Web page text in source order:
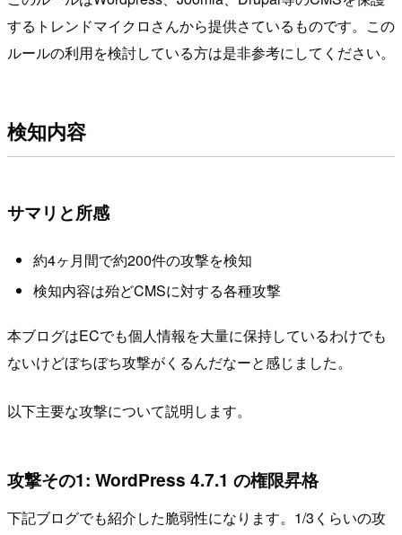
するトレンドマイクロさんから提供さているものです。この
ルールの利用を検討している方は是非参考にしてください。
検知内容
サマリと所感
約4ヶ月間で約200件の攻撃を検知
検知内容は殆どCMSに対する各種攻撃
本ブログはECでも個人情報を大量に保持しているわけでも
ないけどぼちぼち攻撃がくるんだなーと感じました。
以下主要な攻撃について説明します。
攻撃その1: WordPress 4.7.1 の権限昇格
下記ブログでも紹介した脆弱性になります。1/3くらいの攻